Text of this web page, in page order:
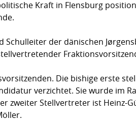
Kraft in Flensburg
der dänischen
Die bishige erste
verzichtet. Sie wurde im
zweiter Stellvertreter ist Heinz-